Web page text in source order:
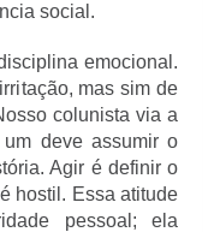
social.
emocional.
mas sim de
colunista via a
deve assumir o
Agir é definir o
hostil. Essa atitude
pessoal; ela